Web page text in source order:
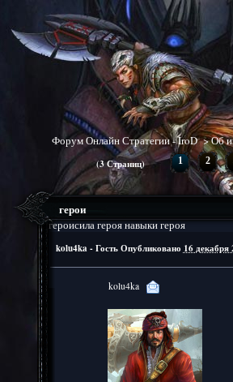
Форум Онлайн Стратегии - IroD >Об
(3 Страниц) 1 2
герои
героисила героянавыки героя
kolu4ka - ГостьОпубликовано 16 декабря
kolu4ka